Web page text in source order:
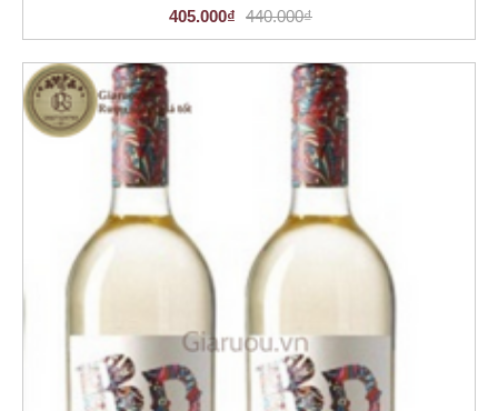
405.000₫ 440.000₫